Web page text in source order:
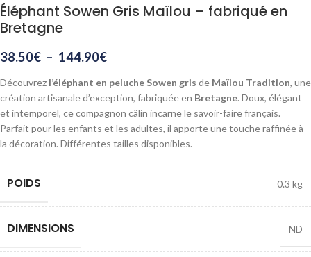
Éléphant Sowen Gris Maïlou – fabriqué en
Bretagne
38.50€ – 144.90€
Découvrez l’éléphant en peluche Sowen gris de Maïlou Tradition, une
création artisanale d’exception, fabriquée en Bretagne. Doux, élégant
et intemporel, ce compagnon câlin incarne le savoir-faire français.
Parfait pour les enfants et les adultes, il apporte une touche raffinée à
la décoration. Différentes tailles disponibles.
POIDS 0.3 kg
DIMENSIONS ND